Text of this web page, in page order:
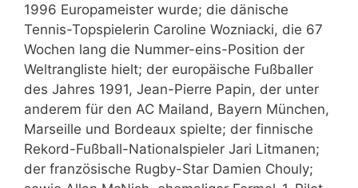
1996 Europameister wurde; die dänische
Tennis-Topspielerin Caroline Wozniacki, die 67
Wochen lang die Nummer-eins-Position der
Weltrangliste hielt; der europäische Fußballer
des Jahres 1991, Jean-Pierre Papin, der unter
anderem für den AC Mailand, Bayern München,
Marseille und Bordeaux spielte; der finnische
Rekord-Fußball-Nationalspieler Jari Litmanen;
der französische Rugby-Star Damien Chouly;